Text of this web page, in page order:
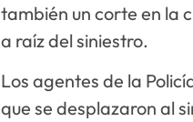
también un corte en la
a raíz del siniestro.
Los agentes de la
que se desplazaron al